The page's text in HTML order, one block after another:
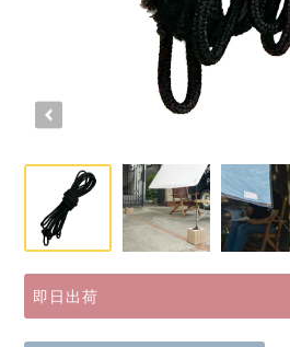
即日出荷